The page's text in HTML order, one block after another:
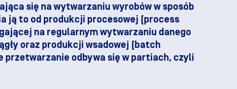
się na wytwarzaniu wyrobów w sposób
ją to od produkcji procesowej (process
na regularnym wytwarzaniu danego
oraz produkcji wsadowej (batch
przetwarzanie odbywa się w partiach, czyli